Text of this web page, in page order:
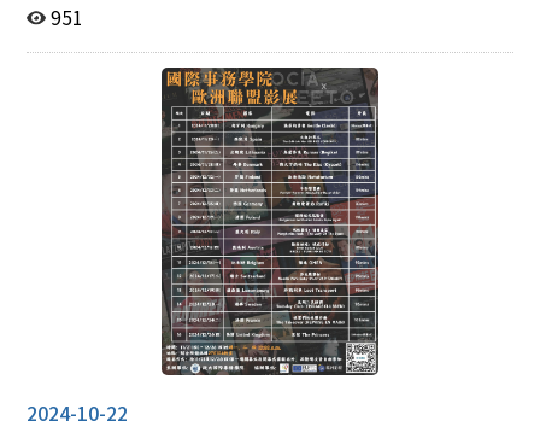
準備的禮物交換作為結尾，祝賀彼此致力於促進國際合作
序已逐漸改變，進入「冷戰2.0」的階段。探究當今美中
競爭的原因，吳玉山院士認為可以用「修昔的底斯陷阱」
來解釋，也就是當國際秩序的權力發生轉移時，國際政治
的衝突便會出現，另一方面，吳玉山院士也從歷史演進來
解釋當今的地緣政治競爭，他表示從1900年開始，國際
政治先後經歷一戰、戰間期、與二戰，而二戰後地緣政治
的演進與戰前相似，先後經歷美蘇冷戰，以及現今的「美
中新冷戰」，可以視為新的循環，因此冷戰後至今並非如
法蘭西斯·福山的「歷史終結論」所述，以民主自由為基
礎的國際秩序將長久持續下去，而是冷戰的「戰間期」，
新一輪的冷戰正要開始，最後吳玉山院士也提到，現今的
美中競爭以東歐、中東以及亞太地區作為分界，這些地區
也視為衝突的最前線，而隨著俄烏及以哈發生衝突，身處
在亞太地區的台海也是潛在的衝突引爆點，不過與俄烏戰
爭不同的是，烏克蘭已是具國際廣泛承認的國家，這是俄
「The Reordering of International Relations – The Indo-
國際座談會，邀請來自比利時布魯塞爾自由大學、安全外
交及戰略中心（CSDS）的學術訪團，一同探討在國際秩
序重構下，美國與歐盟印太戰略的發展，以及我國在其中
可以扮演的角色。本次座談會由CSDS副主任Giulia
Tercovich擔任座談主持，並邀請布魯塞爾自由大學CSDS
主任Luis Simón、政大國際事務學院盧業中副院長以及獨
立學者Norah M. Huang擔任座談嘉賓。 本次座談會首先
榮幸邀請我國外交部吳志中次長擔任開幕致詞嘉賓，吳次
長表示，兩岸關係在現今的國際秩序下已成為全球性的議
題，一旦海峽兩岸發生衝突，不僅將提升當今美中之間的
競爭，也會對全球和平的發展帶來嚴重的打擊，因此不論
是美國或歐盟發布的印太戰略中都強調台灣海峽的和平，
關係，例如歐盟與台灣之間的投資在近年有顯著的成長，
951
2024-10-22